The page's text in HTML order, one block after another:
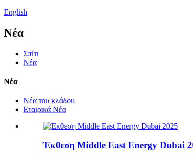
English
Νέα
Σπίτι
Νέα
Νέα
Νέα του κλάδου
Εταιρικά Νέα
Έκθεση Middle East Energy Dubai